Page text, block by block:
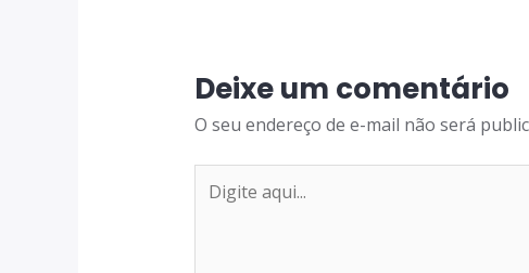
Deixe um comentário
O seu endereço de e-mail não será